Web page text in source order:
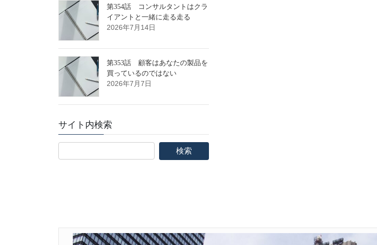
第354話 コンサルタントはクラ
イアントと一緒に走る走る
2026年7月14日
第353話 顧客はあなたの製品を
買っているのではない
2026年7月7日
サイト内検索